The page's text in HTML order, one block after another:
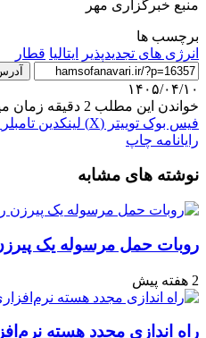
منبع خبرگزاری مهر
برچسب ها
انرژی‌ های تجدیدپذیر
ایتالیا قطار
۱۴۰۵/۰۴/۱۰
خواندن این مطلب 2 دقیقه زمان میبرد
فیس بوک توییتر (X) لینکدین ‫تامبلر
رایانامه چاپ
نوشته های مشابه
روبات حمل مرسوله یک
2 هفته پیش
راه اندازی مجدد هسته